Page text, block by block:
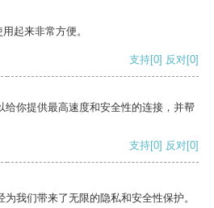
起来非常方便。
支持[0] 反对[0]
给你提供最高速度和安全性的连接，并帮
支持[0] 反对[0]
我们带来了无限的隐私和安全性保护。